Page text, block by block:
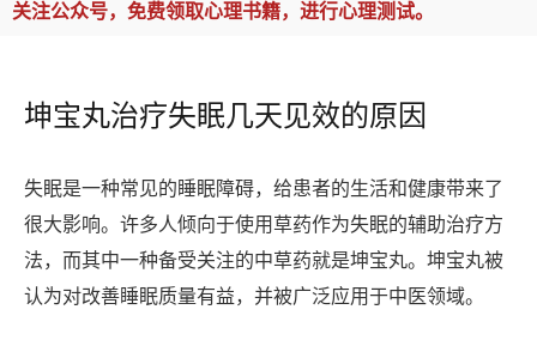
关注公众号，免费领取心理书籍，进行心理测试。
坤宝丸治疗失眠几天见效的原因
失眠是一种常见的睡眠障碍，给患者的生活和健康带来了
很大影响。许多人倾向于使用草药作为失眠的辅助治疗方
法，而其中一种备受关注的中草药就是坤宝丸。坤宝丸被
认为对改善睡眠质量有益，并被广泛应用于中医领域。